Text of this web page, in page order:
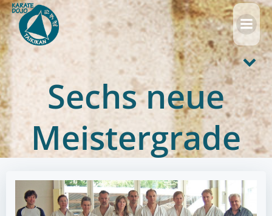
Zum
Inhalt
springen
Sechs neue
Meistergrade